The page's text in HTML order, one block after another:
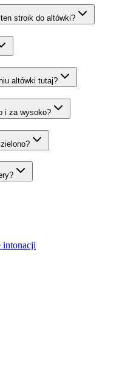
stroik do altówki?
altówki tutaj?
i za wysoko?
intonacji